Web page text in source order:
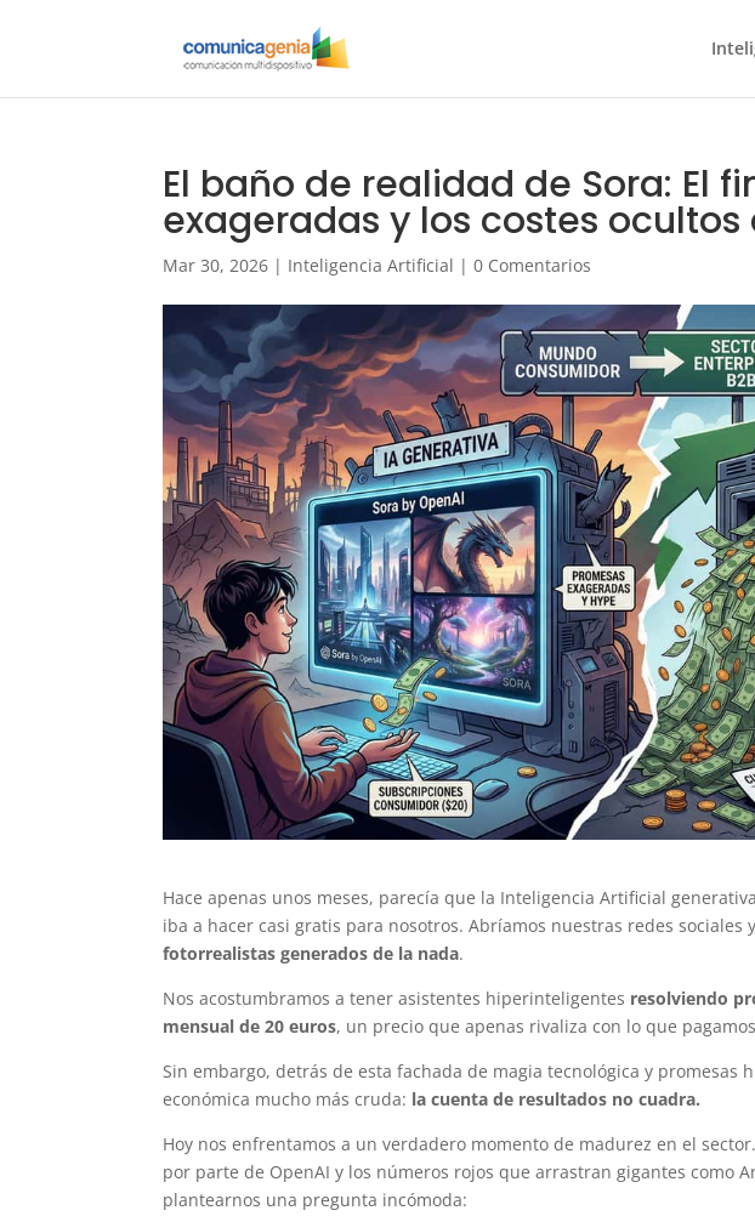
El baño de realidad de Sora: El
exageradas y los costes ocultos
Mar 30, 2026 | Inteligencia Artificial |0 Comentarios
Hace apenas unos meses, parecía que la Inteligencia Artificial
iba a hacer casi gratis para nosotros. Abríamos nuestras redes sociales
fotorrealistas generados de la nada.
Nos acostumbramos a tener asistentes hiperinteligentes resolviendo
mensual de 20 euros, un precio que apenas rivaliza con lo que
Sin embargo, detrás de esta fachada de magia tecnológica y promesas
económica mucho más cruda: la cuenta de resultados no cuadra.
Hoy nos enfrentamos a un verdadero momento de madurez en el
por parte de OpenAI y los números rojos que arrastran gigantes como
plantearnos una pregunta incómoda: